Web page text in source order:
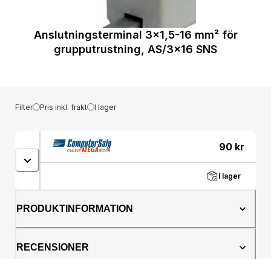
Anslutningsterminal 3x1,5-16 mm² för
grupputrustning, AS/3x16 SNS
Filter Pris inkl. frakt I lager
90 kr
I lager
PRODUKTINFORMATION
RECENSIONER